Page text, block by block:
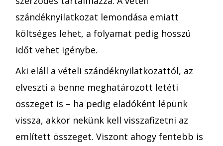
szándéknyilatkozat lemondása emiatt
költséges lehet, a folyamat pedig hosszú
időt vehet igénybe.
Aki eláll a vételi szándéknyilatkozattól, az
elveszti a benne meghatározott letéti
összeget is – ha pedig eladóként lépünk
vissza, akkor nekünk kell visszafizetni az
említett összeget. Viszont ahogy fentebb is